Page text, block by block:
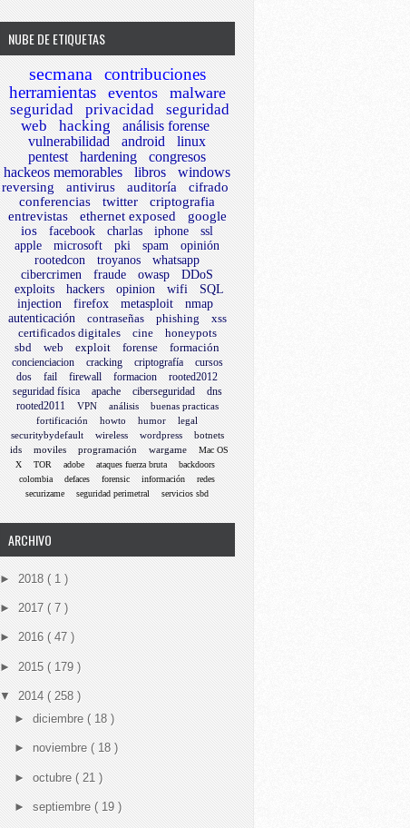
NUBE DE ETIQUETAS
secmana
contribuciones
herramientas
eventos malware
seguridad privacidad
seguridad
web
hacking
análisis forense
vulnerabilidad
android
linux
pentest
hardening
congresos
hackeos memorables
libros windows
reversing antivirus auditoría
cifrado
conferencias
twitter
criptografia
entrevistas
ethernet exposed
google
ios
facebook charlas iphone
ssl
apple
microsoft pki spam
opinión
rootedcon
troyanos
whatsapp
cibercrimen
fraude owasp
DDoS
exploits
hackers opinion wifi
SQL
injection
firefox metasploit
nmap
autenticación
contraseñas phishing
xss
certificados digitales
cine
honeypots
sbd
web exploit forense formación
concienciacion cracking criptografía
cursos
dos
fail firewall formacion
rooted2012
seguridad física
apache ciberseguridad
dns
rooted2011
VPN análisis
buenas practicas
fortificación
howto humor
legal
securitybydefault
wireless wordpress
botnets
ids
moviles programación wargame
Mac OS
X
TOR adobe ataques fuerza bruta
backdoors
colombia
defaces forensic información
redes
securizame
seguridad perimetral servicios sbd
ARCHIVO
► 2018 ( 1 )
► 2017 ( 7 )
► 2016 ( 47 )
► 2015 ( 179 )
▼ 2014 ( 258 )
► diciembre ( 18 )
► noviembre ( 18 )
► octubre ( 21 )
► septiembre ( 19 )